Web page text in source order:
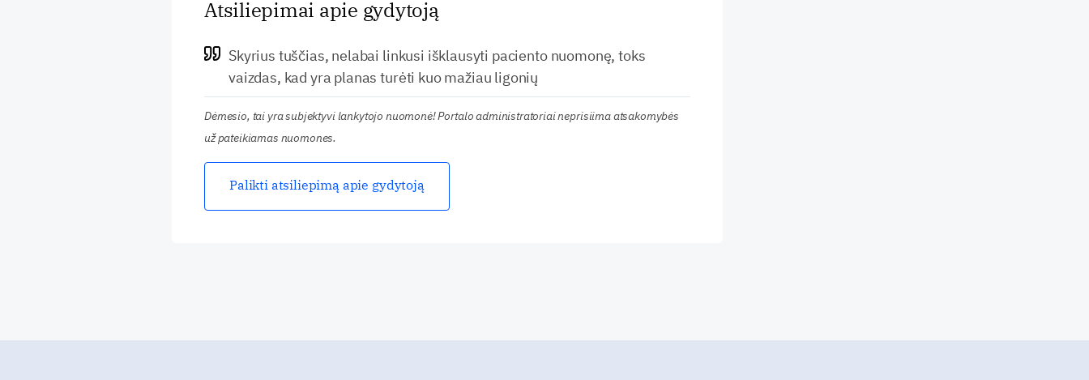
Atsiliepimai apie gydytoją
Skyrius tuščias, nelabai linkusi išklausyti paciento nuomonę, toks
vaizdas, kad yra planas turėti kuo mažiau ligonių
Dėmesio, tai yra subjektyvi lankytojo nuomonė! Portalo administratoriai neprisiima atsakomybės
už pateikiamas nuomones.
Palikti atsiliepimą apie gydytoją